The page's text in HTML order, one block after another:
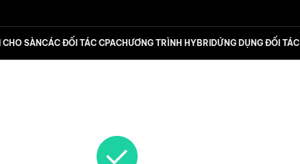
SÀNCÁC ĐỐI TÁC CPACHƯƠNG TRÌNH HYBRIDỨNG DỤNG ĐỐI TÁC